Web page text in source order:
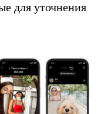
для уточнения